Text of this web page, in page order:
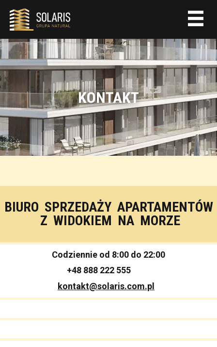
KONTAKT
BIURO SPRZEDAŻY APARTAMENTÓW
Z WIDOKIEM NA MORZE
Codziennie od 8:00 do 22:00
+48 888 222 555
kontakt@solaris.com.pl